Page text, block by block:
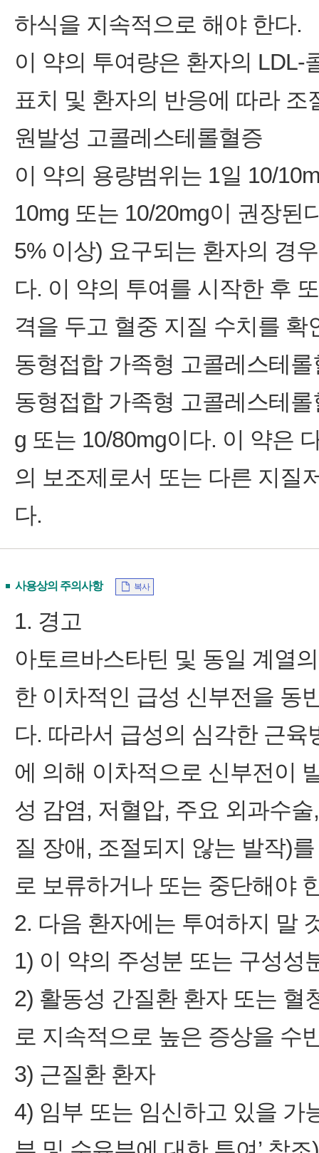
하식을 지속적으로 해야 한다.
이 약의 투여량은 환자의 LDL-
표치 및 환자의 반응에 따라 조
원발성 고콜레스테롤혈증
이 약의 용량범위는 1일 10/
10mg 또는 10/20mg이 권장된
5% 이상) 요구되는 환자의 경
다. 이 약의 투여를 시작한 후
격을 두고 혈중 지질 수치를
동형접합 가족형 고콜레스테롤
동형접합 가족형 고콜레스테
g 또는 10/80mg이다. 이 약은
의 보조제로서 또는 다른 지질
다.
사용상의 주의사항 복사
1. 경고
아토르바스타틴 및 동일 계열
한 이차적인 급성 신부전을 동
다. 따라서 급성의 심각한 근
에 의해 이차적으로 신부전이
성 감염, 저혈압, 주요 외과수
질 장애, 조절되지 않는 발작)
로 보류하거나 또는 중단해야
2. 다음 환자에는 투여하지 말
1) 이 약의 주성분 또는 구성성
2) 활동성 간질환 환자 또는 혈
로 지속적으로 높은 증상을 수
3) 근질환 환자
4) 임부 또는 임신하고 있을 가